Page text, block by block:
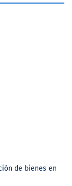
de bienes en